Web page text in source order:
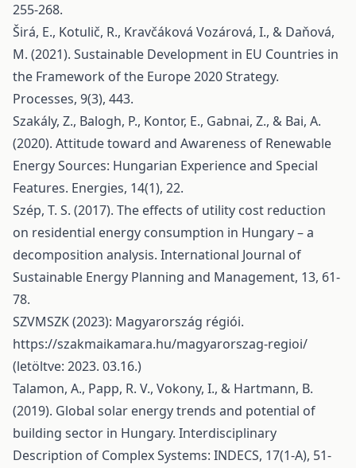
255-268.
Širá, E., Kotulič, R., Kravčáková Vozárová, I., & Daňová,
M. (2021). Sustainable Development in EU Countries in
the Framework of the Europe 2020 Strategy.
Processes, 9(3), 443.
Szakály, Z., Balogh, P., Kontor, E., Gabnai, Z., & Bai, A.
(2020). Attitude toward and Awareness of Renewable
Energy Sources: Hungarian Experience and Special
Features. Energies, 14(1), 22.
Szép, T. S. (2017). The effects of utility cost reduction
on residential energy consumption in Hungary – a
decomposition analysis. International Journal of
Sustainable Energy Planning and Management, 13, 61-
78.
SZVMSZK (2023): Magyarország régiói.
https://szakmaikamara.hu/magyarorszag-regioi/
(letöltve: 2023. 03.16.)
Talamon, A., Papp, R. V., Vokony, I., & Hartmann, B.
(2019). Global solar energy trends and potential of
building sector in Hungary. Interdisciplinary
Description of Complex Systems: INDECS, 17(1-A), 51-